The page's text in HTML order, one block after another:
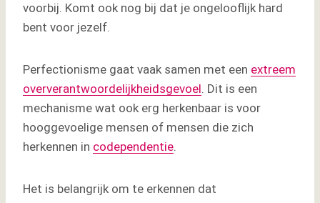
voorbij. Komt ook nog bij dat je ongelooflijk hard
bent voor jezelf.
Perfectionisme gaat vaak samen met een extreem
oververantwoordelijkheidsgevoel. Dit is een
mechanisme wat ook erg herkenbaar is voor
hooggevoelige mensen of mensen die zich
herkennen in codependentie.
Het is belangrijk om te erkennen dat